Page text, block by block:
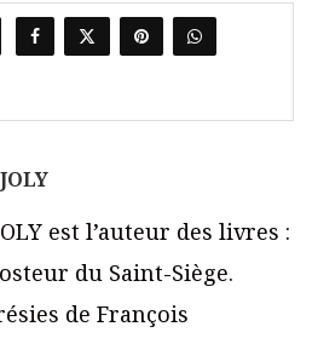
est l’auteur des livres :
du Saint-Siège.
de François